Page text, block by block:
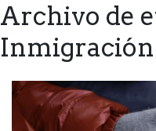
Archivo de
Inmigración